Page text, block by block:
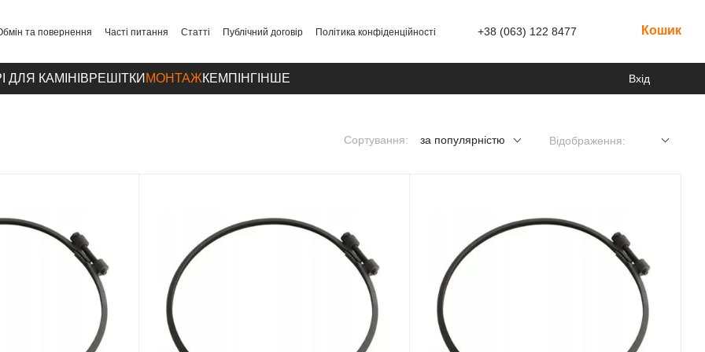
та повернення Часті питання Статті Публічний договір
Політика конфіденційності
+38 (063) 122 8477 Кошик
ДЛЯ КАМІНІВРЕШІТКИ МОНТАЖКЕМПІНГ ІНШЕ Вхід
Сортування: за популярністю Відображення: